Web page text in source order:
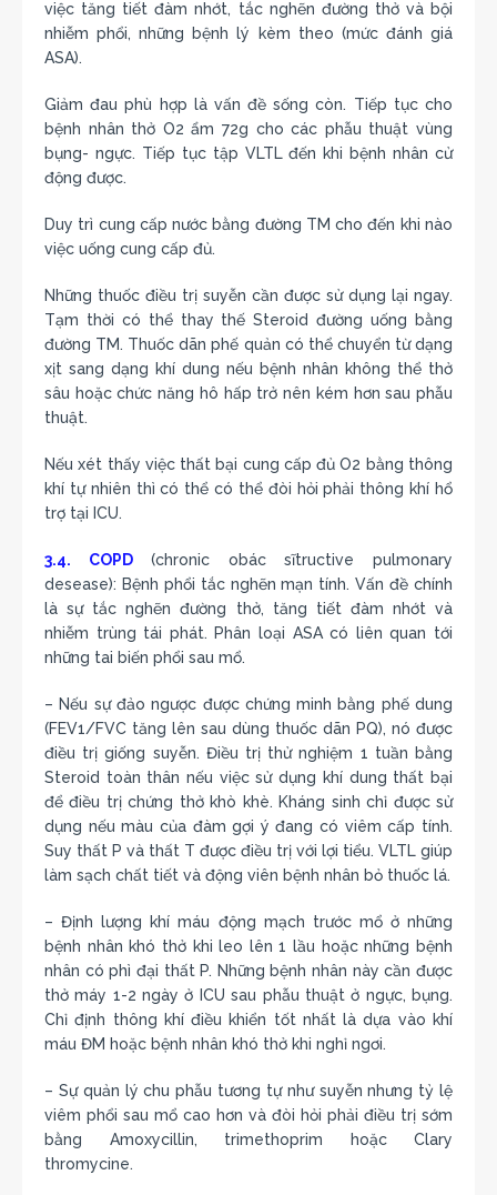
việc tăng tiết đàm nhớt, tắc nghẽn đường thở và bội
nhiễm phổi, những bệnh lý kèm theo (mức đánh giá
ASA).
Giảm đau phù hợp là vấn đề sống còn. Tiếp tục cho
bệnh nhân thở O2 ẩm 72g cho các phẫu thuật vùng
bụng- ngực. Tiếp tục tập VLTL đến khi bệnh nhân cử
động được.
Duy trì cung cấp nước bằng đường TM cho đến khi nào
việc uống cung cấp đủ.
Những thuốc điều trị suyễn cần được sử dụng lại ngay.
Tạm thời có thể thay thế Steroid đường uống bằng
đường TM. Thuốc dãn phế quản có thể chuyển từ dạng
xịt sang dạng khí dung nếu bệnh nhân không thể thở
sâu hoặc chức năng hô hấp trở nên kém hơn sau phẫu
thuật.
Nếu xét thấy việc thất bại cung cấp đủ O2 bằng thông
khí tự nhiên thì có thể có thể đòi hỏi phải thông khí hổ
trợ tại ICU.
3.4. COPD(chronic obác sĩtructive pulmonary
desease): Bệnh phổi tắc nghẽn mạn tính. Vấn đề chính
là sự tắc nghẽn đường thở, tăng tiết đàm nhớt và
nhiễm trùng tái phát. Phân loại ASA có liên quan tới
những tai biến phổi sau mổ.
– Nếu sự đảo ngược được chứng minh bằng phế dung
(FEV1/FVC tăng lên sau dùng thuốc dãn PQ), nó được
điều trị giống suyễn. Điều trị thử nghiệm 1 tuần bằng
Steroid toàn thân nếu việc sử dụng khí dung thất bại
để điều trị chứng thở khò khè. Kháng sinh chỉ được sử
dụng nếu màu của đàm gợi ý đang có viêm cấp tính.
Suy thất P và thất T được điều trị với lợi tiểu. VLTL giúp
làm sạch chất tiết và động viên bệnh nhân bỏ thuốc lá.
– Định lượng khí máu động mạch trước mổ ở những
bệnh nhân khó thở khi leo lên 1 lầu hoặc những bệnh
nhân có phì đại thất P. Những bệnh nhân này cần được
thở máy 1-2 ngày ở ICU sau phẫu thuật ở ngực, bụng.
Chỉ định thông khí điều khiển tốt nhất là dựa vào khí
máu ĐM hoặc bệnh nhân khó thở khi nghỉ ngơi.
– Sự quản lý chu phẫu tương tự như suyễn nhưng tỷ lệ
viêm phổi sau mổ cao hơn và đòi hỏi phải điều trị sớm
bằng Amoxycillin, trimethoprim hoặc Clary
thromycine.